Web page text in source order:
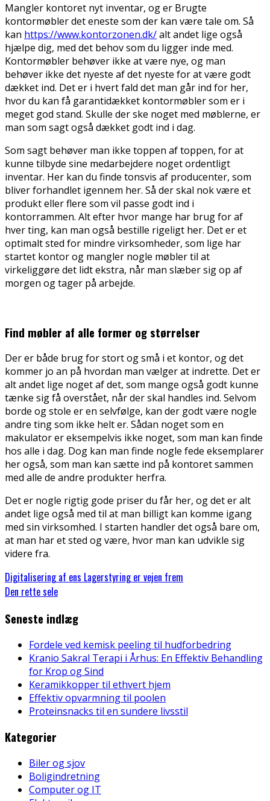
Mangler kontoret nyt inventar, og er Brugte
kontormøbler det eneste som der kan være tale om. Så
kan https://www.kontorzonen.dk/alt andet lige også
hjælpe dig, med det behov som du ligger inde med.
Kontormøbler behøver ikke at være nye, og man
behøver ikke det nyeste af det nyeste for at være godt
dækket ind. Det er i hvert fald det man går ind for her,
hvor du kan få garantidækket kontormøbler som er i
meget god stand. Skulle der ske noget med møblerne, er
man som sagt også dækket godt ind i dag.
Som sagt behøver man ikke toppen af toppen, for at
kunne tilbyde sine medarbejdere noget ordentligt
inventar. Her kan du finde tonsvis af producenter, som
bliver forhandlet igennem her. Så der skal nok være et
produkt eller flere som vil passe godt ind i
kontorrammen. Alt efter hvor mange har brug for af
hver ting, kan man også bestille rigeligt her. Det er et
optimalt sted for mindre virksomheder, som lige har
startet kontor og mangler nogle møbler til at
virkeliggøre det lidt ekstra, når man slæber sig op af
morgen og tager på arbejde.
Find møbler af alle former og størrelser
Der er både brug for stort og små i et kontor, og det
kommer jo an på hvordan man vælger at indrette. Det er
alt andet lige noget af det, som mange også godt kunne
tænke sig få overstået, når der skal handles ind. Selvom
borde og stole er en selvfølge, kan der godt være nogle
andre ting som ikke helt er. Sådan noget som en
makulator er eksempelvis ikke noget, som man kan finde
hos alle i dag. Dog kan man finde nogle fede eksemplarer
her også, som man kan sætte ind på kontoret sammen
med alle de andre produkter herfra.
Det er nogle rigtig gode priser du får her, og det er alt
andet lige også med til at man billigt kan komme igang
med sin virksomhed. I starten handler det også bare om,
at man har et sted og være, hvor man kan udvikle sig
videre fra.
Digitalisering af ens Lagerstyring er vejen frem
Den rette sele
Seneste indlæg
Fordele ved kemisk peeling til hudforbedring
Kranio Sakral Terapi i Århus: En Effektiv Behandling
for Krop og Sind
Keramikkopper til ethvert hjem
Effektiv opvarmning til poolen
Proteinsnacks til en sundere livsstil
Kategorier
Biler og sjov
Boligindretning
Computer og IT